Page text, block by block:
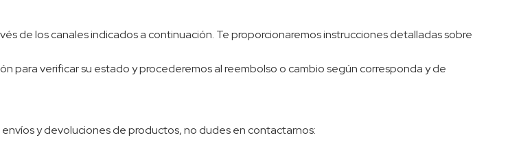
de los canales indicados a continuación. Te proporcionaremos instrucciones detalladas sobre
para verificar su estado y procederemos al reembolso o cambio según corresponda y de
y devoluciones de productos, no dudes en contactarnos: